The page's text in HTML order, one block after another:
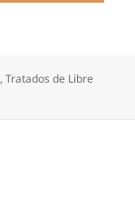
,Tratados de Libre